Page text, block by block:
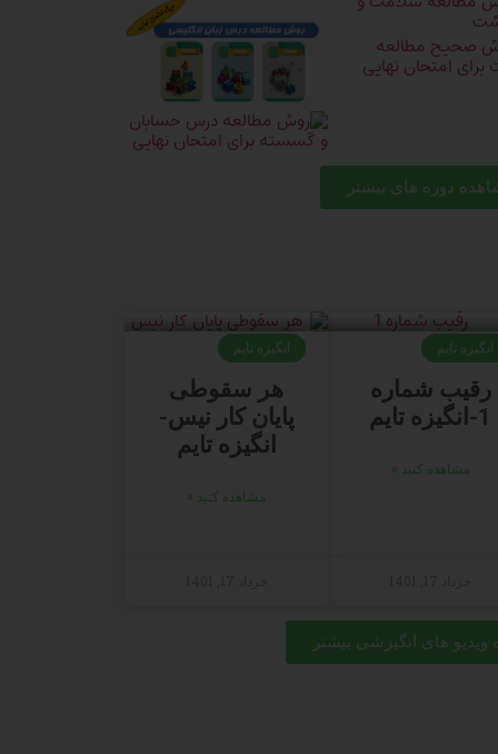
دوره های بیشتر
انگیزه تایم
رقیب شماره
1-انگیزه تایم
مشاهده کنید »
انگیزه تایم
هر سقوطی
پایان کار نیس-
انگیزه تایم
مشاهده کنید »
ویدیو های انگیزشی بیشتر